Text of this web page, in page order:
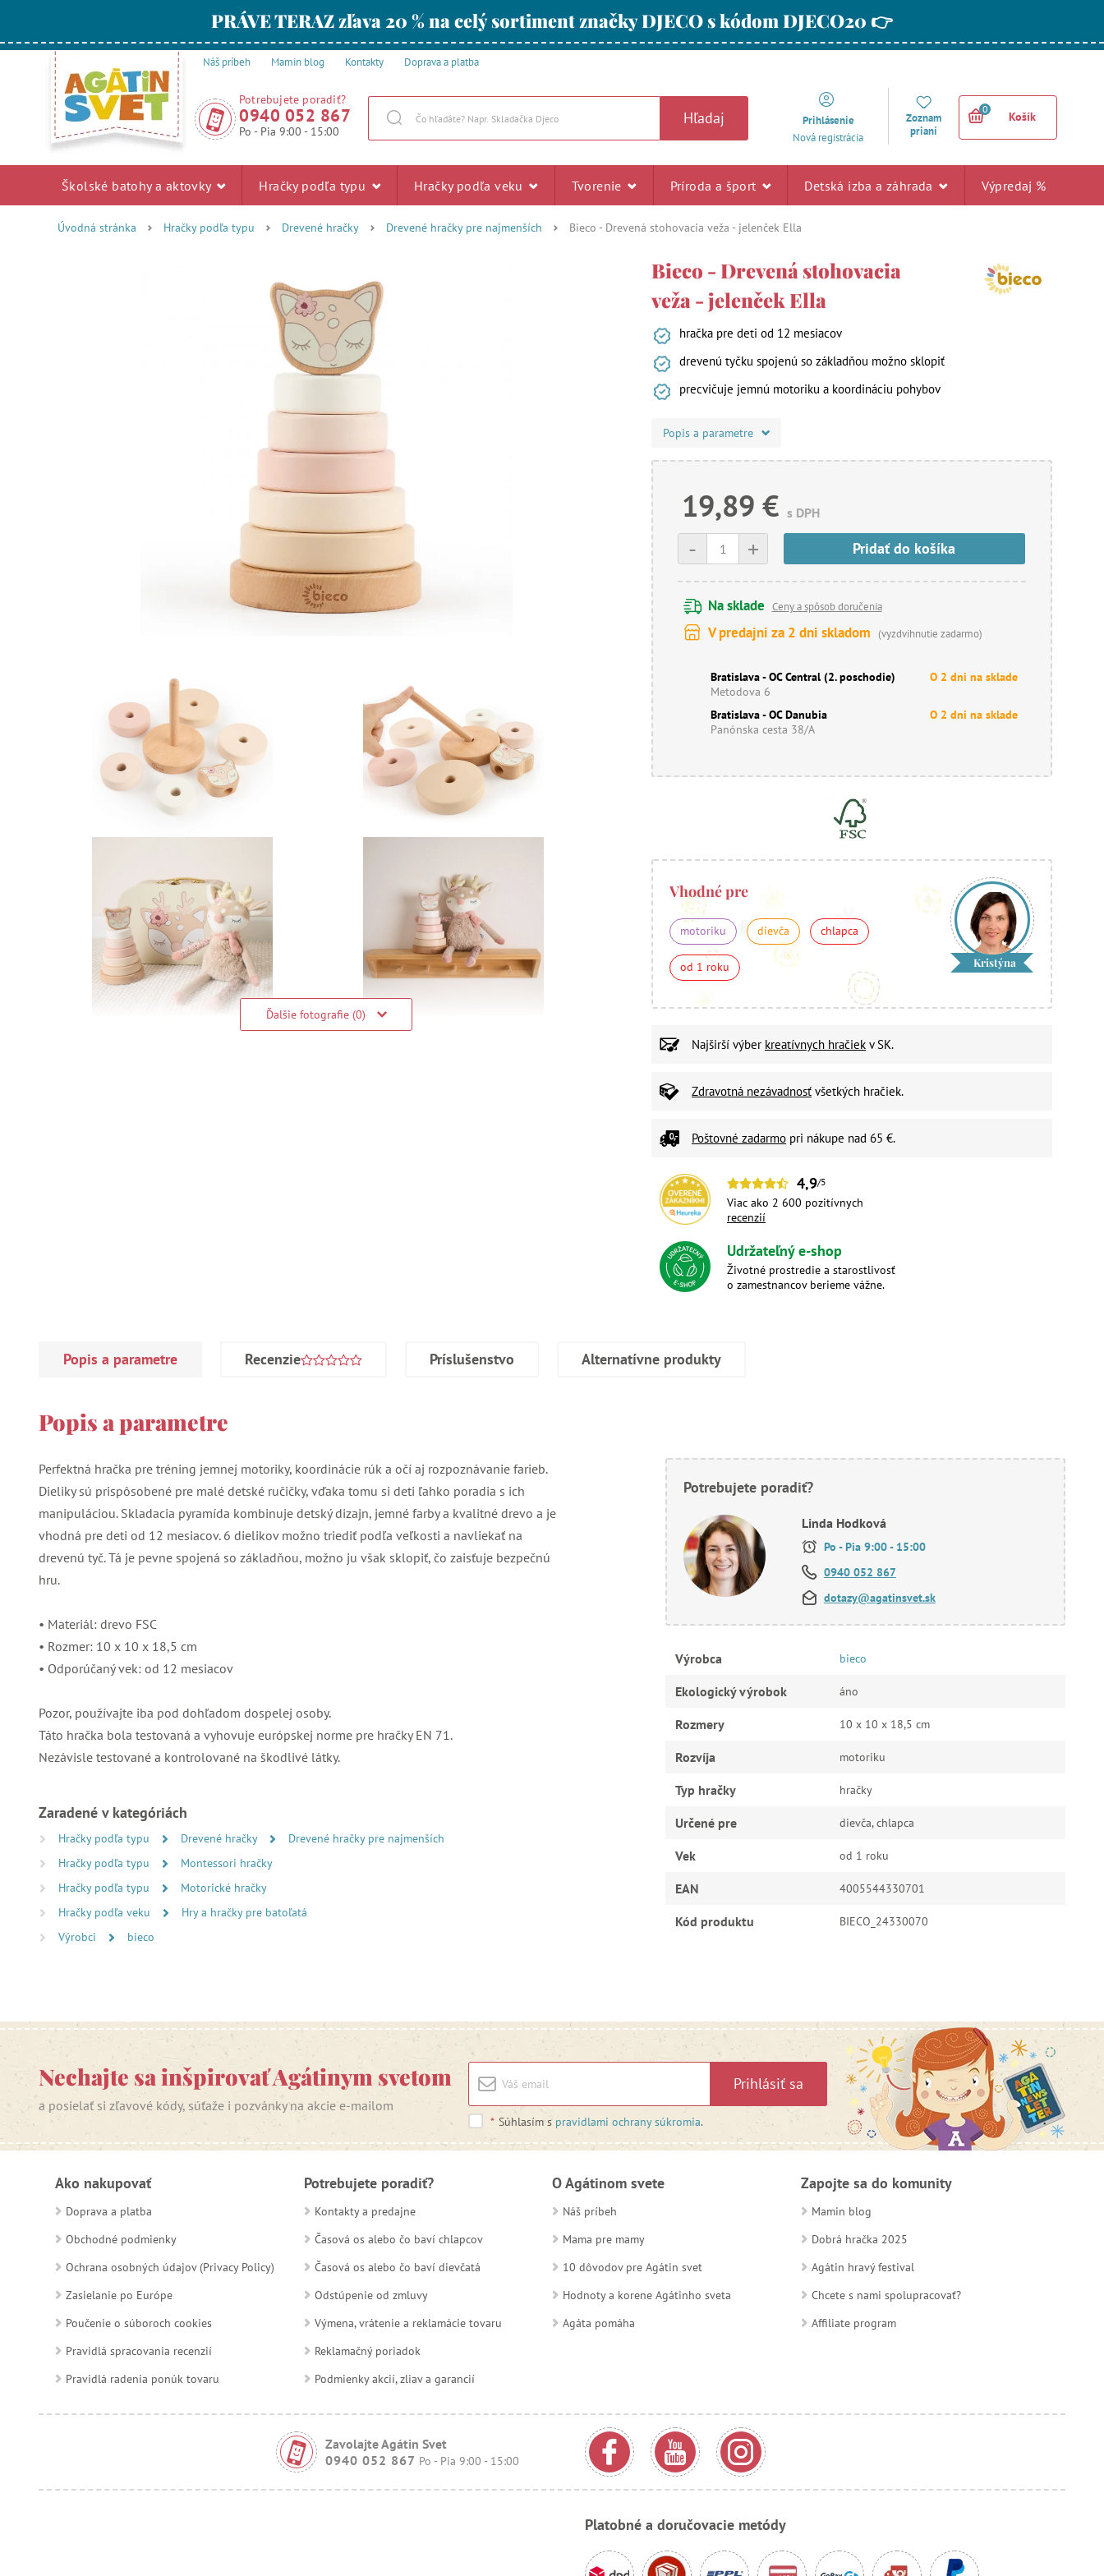
PRÁVE TERAZ zľava 20 % na celý sortiment značky DJECO s kódom DJECO20 👉
Náš príbeh Mamin blog Kontakty Doprava a platba
Potrebujete poradiť?
0940 052 867
Po - Pia 9:00 - 15:00
Hľadaj
Prihlásenie
Nová registrácia
Zoznam
prianí
0
Košík
Školské batohy a aktovky Hračky podľa typu Hračky podľa veku Tvorenie Príroda a šport Detská izba a záhrada Výpredaj %
Úvodná stránka Hračky podľa typu Drevené hračky Drevené hračky pre najmenších Bieco - Drevená stohovacia veža - jelenček Ella
Ďalšie fotografie (0)
Bieco - Drevená stohovacia
veža - jelenček Ella
hračka pre deti od 12 mesiacov
drevenú tyčku spojenú so základňou možno sklopiť
precvičuje jemnú motoriku a koordináciu pohybov
Popis a parametre
19,89 € s DPH
+
- Pridať do košíka
Na sklade Ceny a spôsob doručenia
V predajni za 2 dni skladom (vyzdvihnutie zadarmo)
Bratislava - OC Central (2. poschodie)
Metodova 6
O 2 dni na sklade
Bratislava - OC Danubia
Panónska cesta 38/A
O 2 dni na sklade
Vhodné pre
motoriku dievča chlapca
od 1 roku Kristýna
Najširší výber kreatívnych hračiek v SK.
Zdravotná nezávadnosť všetkých hračiek.
Poštovné zadarmo pri nákupe nad 65 €.
4,9/5
Viac ako 2 600 pozitívnych
recenzií
Udržateľný e-shop
Životné prostredie a starostlivosť
o zamestnancov berieme vážne.
Popis a parametre Recenzie Príslušenstvo Alternatívne produkty
Popis a parametre
Perfektná hračka pre tréning jemnej motoriky, koordinácie rúk a očí aj rozpoznávanie farieb.
Dieliky sú prispôsobené pre malé detské ručičky, vďaka tomu si deti ľahko poradia s ich
manipuláciou. Skladacia pyramída kombinuje detský dizajn, jemné farby a kvalitné drevo a je
vhodná pre deti od 12 mesiacov. 6 dielikov možno triediť podľa veľkosti a navliekať na
drevenú tyč. Tá je pevne spojená so základňou, možno ju však sklopiť, čo zaisťuje bezpečnú
hru.
• Materiál: drevo FSC
• Rozmer: 10 x 10 x 18,5 cm
• Odporúčaný vek: od 12 mesiacov
Pozor, používajte iba pod dohľadom dospelej osoby.
Táto hračka bola testovaná a vyhovuje európskej norme pre hračky EN 71.
Nezávisle testované a kontrolované na škodlivé látky.
Zaradené v kategóriách
Hračky podľa typu Drevené hračky
Drevené hračky pre najmenších
Hračky podľa typu
Montessori hračky
Hračky podľa typu
Motorické hračky
Hračky podľa veku
Hry a hračky pre batoľatá
Výrobci
bieco
Potrebujete poradiť?
Linda Hodková
Po - Pia 9:00 - 15:00
0940 052 867
dotazy@agatinsvet.sk
Výrobca bieco
Ekologický výrobok áno
Rozmery 10 x 10 x 18,5 cm
Rozvíja motoriku
Typ hračky hračky
Určené pre dievča, chlapca
Vek od 1 roku
EAN 4005544330701
Kód produktu BIECO_24330070
Nechajte sa inšpirovať Agátinym svetom
a posielať si zľavové kódy, súťaže i pozvánky na akcie e-mailom
Prihlásiť sa
* Súhlasím s pravidlami ochrany súkromia.
Ako nakupovať
Doprava a platba
Obchodné podmienky
Ochrana osobných údajov (Privacy Policy)
Zasielanie po Európe
Poučenie o súboroch cookies
Pravidlá spracovania recenzií
Pravidlá radenia ponúk tovaru
Potrebujete poradiť?
Kontakty a predajne
Časová os alebo čo baví chlapcov
Časová os alebo čo baví dievčatá
Odstúpenie od zmluvy
Výmena, vrátenie a reklamácie tovaru
Reklamačný poriadok
Podmienky akcií, zliav a garancií
O Agátinom svete
Náš príbeh
Mama pre mamy
10 dôvodov pre Agátin svet
Hodnoty a korene Agátinho sveta
Agáta pomáha
Zapojte sa do komunity
Mamin blog
Dobrá hračka 2025
Agátin hravý festival
Chcete s nami spolupracovať?
Affiliate program
Zavolajte Agátin Svet
0940 052 867 Po - Pia 9:00 - 15:00
Platobné a doručovacie metódy